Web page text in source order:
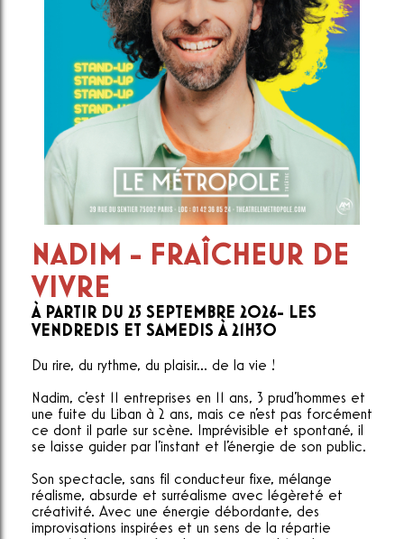
NADIM - FRAÎCHEUR DE
VIVRE
À PARTIR DU 25 SEPTEMBRE 2026- LES
VENDREDIS ET SAMEDIS À 21H30
Du rire, du rythme, du plaisir... de la vie !
Nadim, c'est 11 entreprises en 11 ans, 3 prud'hommes et
une fuite du Liban à 2 ans, mais ce n'est pas forcément
ce dont il parle sur scène. Imprévisible et spontané, il
se laisse guider par l'instant et l'énergie de son public.
Son spectacle, sans fil conducteur fixe, mélange
réalisme, absurde et surréalisme avec légèreté et
créativité. Avec une énergie débordante, des
improvisations inspirées et un sens de la répartie